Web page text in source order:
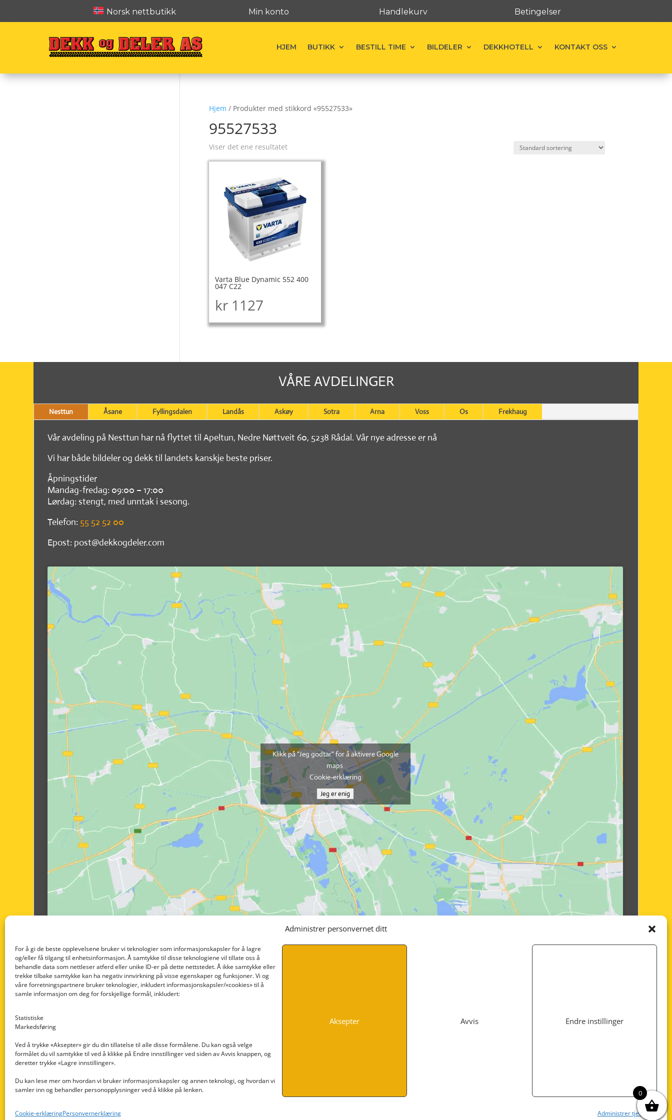
Administrer personvernet ditt
For å gi de beste opplevelsene bruker vi teknologier som informasjonskapsler for å lagre
og/eller få tilgang til enhetsinformasjon. Å samtykke til disse teknologiene vil tillate oss å
behandle data som nettleser atferd eller unike ID-er på dette nettstedet. Å ikke samtykke eller
trekke tilbake samtykke kan ha negativ innvirkning på visse egenskaper og funksjoner. Vi og
våre forretningspartnere bruker teknologier, inkludert informasjonskapsler/«cookies» til å
samle informasjon om deg for forskjellige formål, inkludert:
Statistiske
Markedsføring
Ved å trykke «Aksepter» gir du din tillatelse til alle disse formålene. Du kan også velge
formålet du vil samtykke til ved å klikke på Endre innstillinger ved siden av Avvis knappen, og
deretter trykke «Lagre innstillinger».
Du kan lese mer om hvordan vi bruker informasjonskapsler og annen teknologi, og hvordan vi
samler inn og behandler personopplysninger ved å klikke på lenken.
Administrer tjenester
Aksepter Avvis Endre instillinger
Cookie-erklæringPersonvernerklæring
Norsk nettbutikk Min konto Handlekurv Betingelser
HJEM BUTIKK BESTILL TIME BILDELER DEKKHOTELL KONTAKT OSS
Hjem / Produkter med stikkord «95527533»
95527533
Viser det ene resultatet
Varta Blue Dynamic 552 400
047 C22
kr1127
VÅRE AVDELINGER
Nesttun Åsane Fyllingsdalen Landås Askøy Sotra Arna Voss Os Frekhaug
Vår avdeling på Nesttun har nå flyttet til Apeltun, Nedre Nøttveit 60, 5238 Rådal. Vår nye adresse er nå
Vi har både bildeler og dekk til landets kanskje beste priser.
Åpningstider
Mandag-fredag: 09:00 – 17:00
Lørdag: stengt, med unntak i sesong.
Telefon: 55 52 52 00
Epost: post@dekkogdeler.com
Klikk på "Jeg godtar" for å aktivere Google
maps
Cookie-erklæring
Jeg er enig
Nedre Nøttveit 60, 5238 Rådal
Org. nr: 996430022
INFORMASJON
0